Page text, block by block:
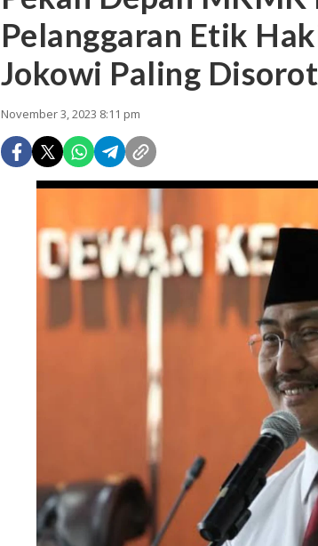
Pelanggaran Etik
Jokowi Paling Disorot
November 3, 2023 8:11 pm